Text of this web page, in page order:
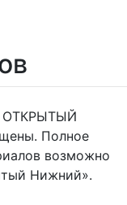
ОТКРЫТЫЙ
Полное
возможно
Нижний».